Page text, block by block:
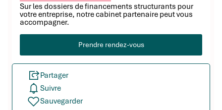
Sur les dossiers de financements structurants pour
votre entreprise, notre cabinet partenaire peut vous
accompagner.
Prendre rendez-vous
Partager
Suivre
Sauvegarder